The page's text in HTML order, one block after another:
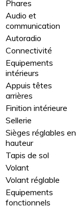
Phares
Audio et
communication
Autoradio
Connectivité
Equipements
intérieurs
Appuis têtes
arrières
Finition intérieure
Sellerie
Sièges réglables en
hauteur
Tapis de sol
Volant
Volant réglable
Equipements
fonctionnels